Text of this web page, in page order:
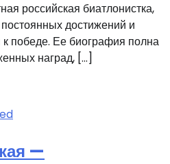
российская биатлонистка,
достижений и
к победе. Ее биография полна
наград, […]
—